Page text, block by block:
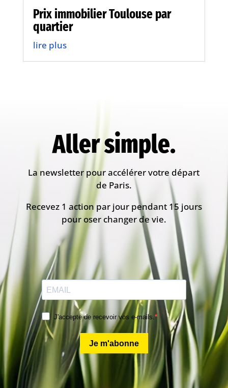
Prix immobilier Toulouse par
quartier
lire plus
Aller simple.
La newsletter pour accélérer votre départ
de Paris.
Recevez 1 action par jour pendant 15 jours
pour oser changer de vie.
J'accepte de recevoir vos e-mails.
Je m'abonne